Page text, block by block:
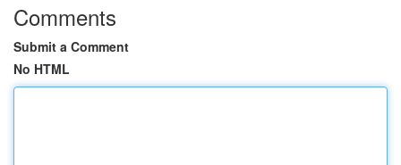
Comments
Submit a Comment
No HTML